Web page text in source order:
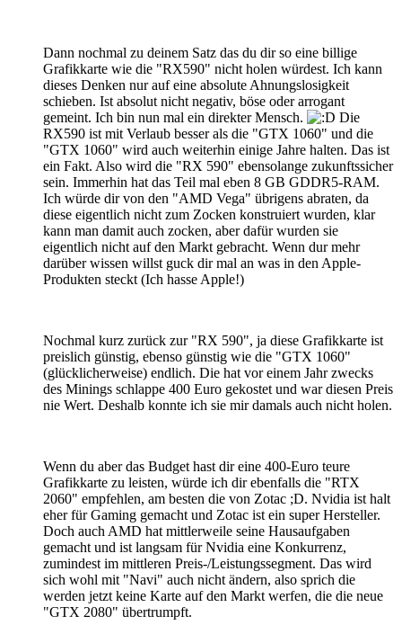
Dann nochmal zu deinem Satz das du dir so eine billige
Grafikkarte wie die "RX590" nicht holen würdest. Ich kann
dieses Denken nur auf eine absolute Ahnungslosigkeit
schieben. Ist absolut nicht negativ, böse oder arrogant
gemeint. Ich bin nun mal ein direkter Mensch.
Die
RX590 ist mit Verlaub besser als die "GTX 1060" und die
"GTX 1060" wird auch weiterhin einige Jahre halten. Das ist
ein Fakt. Also wird die "RX 590" ebensolange zukunftssicher
sein. Immerhin hat das Teil mal eben 8 GB GDDR5-RAM.
Ich würde dir von den "AMD Vega" übrigens abraten, da
diese eigentlich nicht zum Zocken konstruiert wurden, klar
kann man damit auch zocken, aber dafür wurden sie
eigentlich nicht auf den Markt gebracht. Wenn dur mehr
darüber wissen willst guck dir mal an was in den Apple-
Produkten steckt (Ich hasse Apple!)
Nochmal kurz zurück zur "RX 590", ja diese Grafikkarte ist
preislich günstig, ebenso günstig wie die "GTX 1060"
(glücklicherweise) endlich. Die hat vor einem Jahr zwecks
des Minings schlappe 400 Euro gekostet und war diesen Preis
nie Wert. Deshalb konnte ich sie mir damals auch nicht holen.
Wenn du aber das Budget hast dir eine 400-Euro teure
Grafikkarte zu leisten, würde ich dir ebenfalls die "RTX
2060" empfehlen, am besten die von Zotac ;D. Nvidia ist halt
eher für Gaming gemacht und Zotac ist ein super Hersteller.
Doch auch AMD hat mittlerweile seine Hausaufgaben
gemacht und ist langsam für Nvidia eine Konkurrenz,
zumindest im mittleren Preis-/Leistungssegment. Das wird
sich wohl mit "Navi" auch nicht ändern, also sprich die
werden jetzt keine Karte auf den Markt werfen, die die neue
"GTX 2080" übertrumpft.